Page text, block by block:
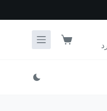
سبد